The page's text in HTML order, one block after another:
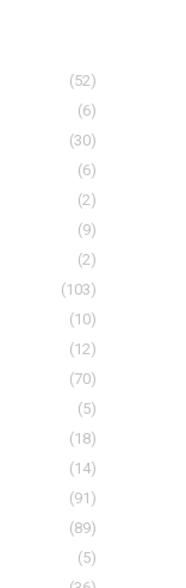
(52)
(6)
(30)
(6)
(2)
(9)
(2)
(103)
(10)
(12)
(70)
(5)
(18)
(14)
(91)
(89)
(5)